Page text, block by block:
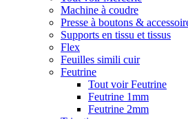
Machine à coudre
Presse à boutons &
Supports en tissu et tissus
Flex
Feuilles simili cuir
Feutrine
Tout voir Feutrine
Feutrine 1mm
Feutrine 2mm